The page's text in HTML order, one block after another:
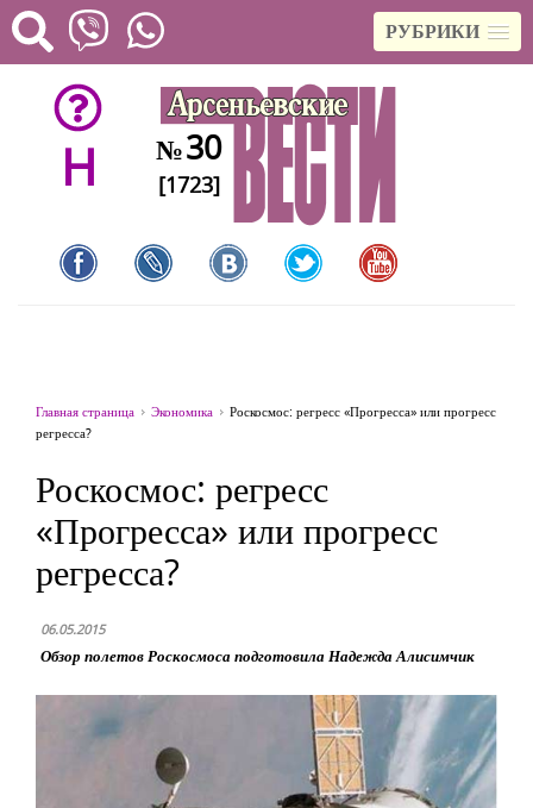
РУБРИКИ
H №30
[1723]
Главная страница Экономика
Роскосмос: регресс «Прогресса» или прогресс
регресса?
Роскосмос: регресс
«Прогресса» или прогресс
регресса?
06.05.2015
Обзор полетов Роскосмоса подготовила Надежда Алисимчик